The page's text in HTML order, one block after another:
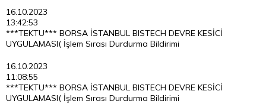
16.10.2023
13:42:53
***TEKTU*** BORSA İSTANBUL BISTECH DEVRE KESİCİ
UYGULAMASI( İşlem Sırası Durdurma Bildirimi
16.10.2023
11:08:55
***TEKTU*** BORSA İSTANBUL BISTECH DEVRE KESİCİ
UYGULAMASI( İşlem Sırası Durdurma Bildirimi